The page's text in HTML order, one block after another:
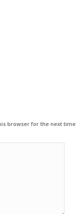
browser for the next time